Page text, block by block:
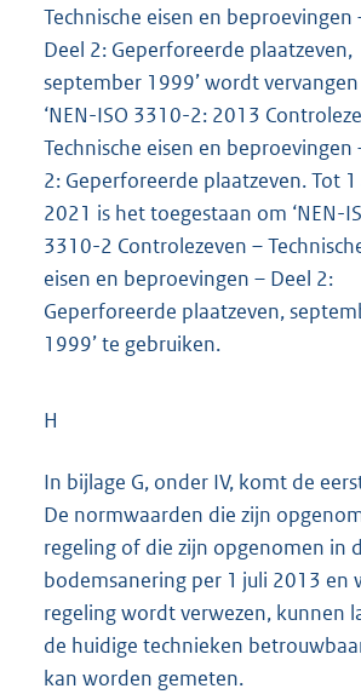
Technische eisen en beproevingen
Deel 2: Geperforeerde plaatzeven,
september 1999’ wordt
‘NEN-ISO 3310-2: 2013
Technische eisen en beproevingen
2: Geperforeerde plaatzeven. Tot
2021 is het toegestaan om ‘NEN-
3310-2 Controlezeven –
eisen en beproevingen – Deel 2:
Geperforeerde plaatzeven,
1999’ te gebruiken.
H
In bijlage G, onder IV, komt de
De normwaarden die zijn
regeling of die zijn opgenomen in
bodemsanering per 1 juli 2013 en
regeling wordt verwezen, kunnen
de huidige technieken
kan worden gemeten.